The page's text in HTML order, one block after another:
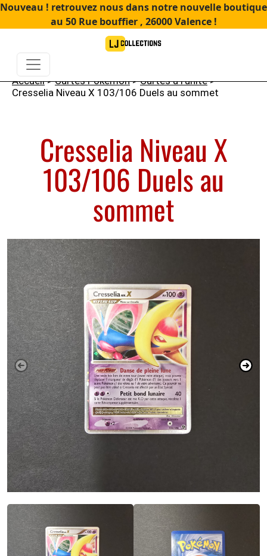
Nouveau ! retrouvez nous dans notre nouvelle boutique
au 50 Rue bouffier , 26000 Valence !
Accueil>Cartes Pokémon>Cartes à l'unité>
Cresselia Niveau X 103/106 Duels au sommet
Cresselia Niveau X
103/106 Duels au
sommet